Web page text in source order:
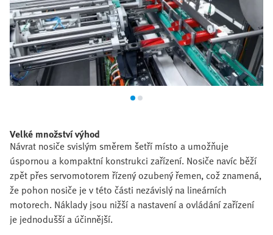
Velké množství výhod
Návrat nosiče svislým směrem šetří místo a umožňuje
úspornou a kompaktní konstrukci zařízení. Nosiče navíc běží
zpět přes servomotorem řízený ozubený řemen, což znamená,
že pohon nosiče je v této části nezávislý na lineárních
motorech. Náklady jsou nižší a nastavení a ovládání zařízení
je jednodušší a účinnější.